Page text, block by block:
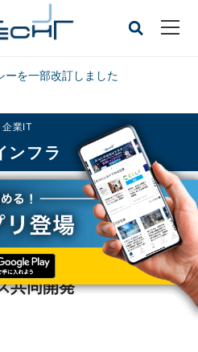
ーを一部改訂しました
企業IT
ンフラ
炭素経営サポートするサービス共同開発
・中小企業の脱炭素経営
共同開発